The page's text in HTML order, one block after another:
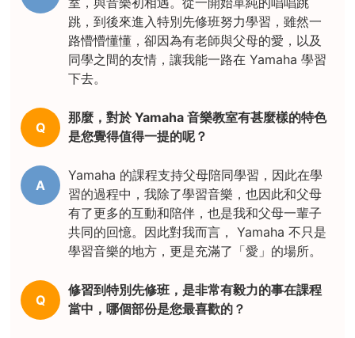
跳，到後來進入特別先修班努力學習，雖然一
路懵懵懂懂，卻因為有老師與父母的愛，以及
同學之間的友情，讓我能一路在 Yamaha 學習
下去。
Q
那麼，對於 Yamaha 音樂教室有甚麼樣的特色
是您覺得值得一提的呢？
A
Yamaha 的課程支持父母陪同學習，因此在學
習的過程中，我除了學習音樂，也因此和父母
有了更多的互動和陪伴，也是我和父母一輩子
共同的回憶。因此對我而言， Yamaha 不只是
學習音樂的地方，更是充滿了「愛」的場所。
Q
修習到特別先修班，是非常有毅力的事在課程
當中，哪個部份是您最喜歡的？